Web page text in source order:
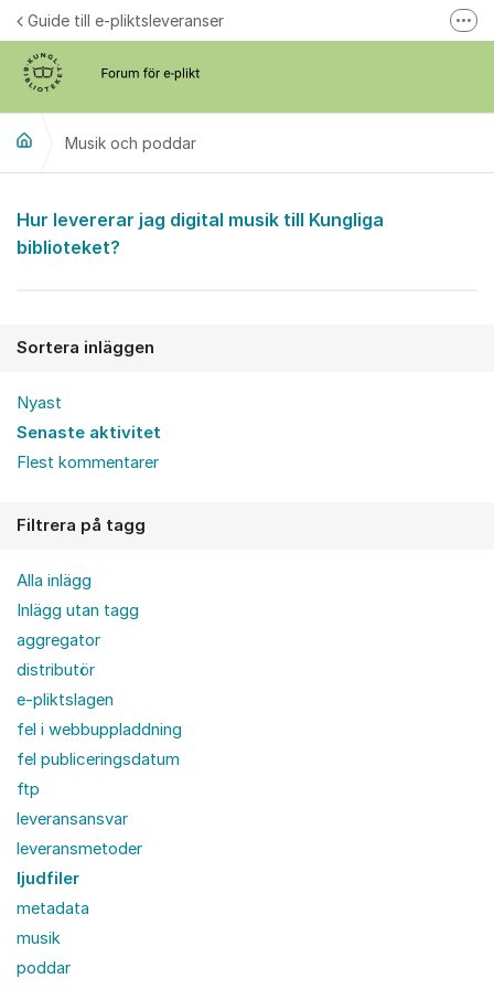
Hoppa till innehåll
Guide till e-pliktsleveranser
Musik och poddar
Musik och poddar
Hur levererar jag digital musik till Kungliga
biblioteket?
Sortera inläggen
Nyast
Senaste aktivitet
Flest kommentarer
Filtrera på tagg
Alla inlägg
Inlägg utan tagg
aggregator
distributör
e-pliktslagen
fel i webbuppladdning
fel publiceringsdatum
ftp
leveransansvar
leveransmetoder
ljudfiler
metadata
musik
poddar